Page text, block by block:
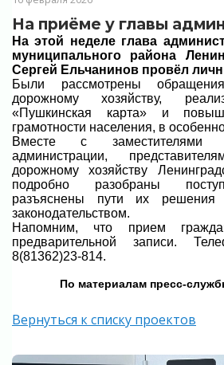
На приёме у главы
На этой неделе глава
муниципального района
Сергей Ельчанинов провёл
Были рассмотрены
дорожному хозяйству,
«Пушкинская карта» и
грамотности населения, в
Вместе с заместителями
администрации,
дорожному хозяйству
подробно разобраны
разъяснены пути их решения
законодательством.
Напомним, что прием
предварительной записи.
8(81362)23-814.
По материалам пресс-
Вернуться к списку проектов